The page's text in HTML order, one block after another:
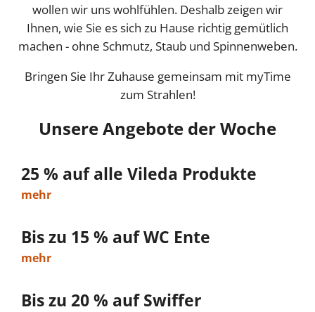
wollen wir uns wohlfühlen. Deshalb zeigen wir
Ihnen, wie Sie es sich zu Hause richtig gemütlich
machen - ohne Schmutz, Staub und Spinnenweben.
Bringen Sie Ihr Zuhause gemeinsam mit myTime
zum Strahlen!
Unsere Angebote der Woche
25 % auf alle Vileda Produkte
mehr
Bis zu 15 % auf WC Ente
mehr
Bis zu 20 % auf Swiffer